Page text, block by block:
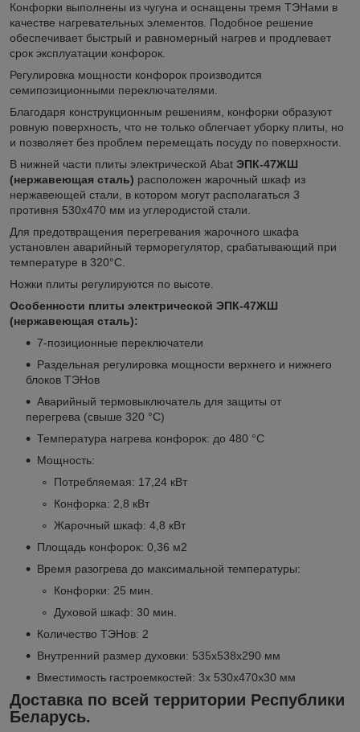
Конфорки выполнены из чугуна и оснащены тремя ТЭНами в
качестве нагревательных элементов. Подобное решение
обеспечивает быстрый и равномерный нагрев и продлевает
срок эксплуатации конфорок.
Регулировка мощности конфорок производится
семипозиционными переключателями.
Благодаря конструкционным решениям, конфорки образуют
ровную поверхность, что не только облегчает уборку плиты, но
и позволяет без проблем перемещать посуду по поверхности.
В нижней части плиты электрической Abat ЭПК-47ЖШ
(нержавеющая сталь) расположен жарочный шкаф из
нержавеющей стали, в котором могут располагаться 3
противня 530x470 мм из углеродистой стали.
Для предотвращения перегревания жарочного шкафа
установлен аварийный терморегулятор, срабатывающий при
температуре в 320°С.
Ножки плиты регулируются по высоте.
Особенности плиты электрической ЭПК-47ЖШ
(нержавеющая сталь):
7-позиционные переключатели
Раздельная регулировка мощности верхнего и нижнего
блоков ТЭНов
Аварийный термовыключатель для защиты от
перегрева (свыше 320 °С)
Температура нагрева конфорок: до 480 °C
Мощность:
Потребляемая: 17,24 кВт
Конфорка: 2,8 кВт
Жарочный шкаф: 4,8 кВт
Площадь конфорок: 0,36 м2
Время разогрева до максимальной температуры:
Конфорки: 25 мин.
Духовой шкаф: 30 мин.
Количество ТЭНов: 2
Внутренний размер духовки: 535х538х290 мм
Вместимость гастроемкостей: 3х 530х470х30 мм
Доставка по всей территории Республики
Беларусь.